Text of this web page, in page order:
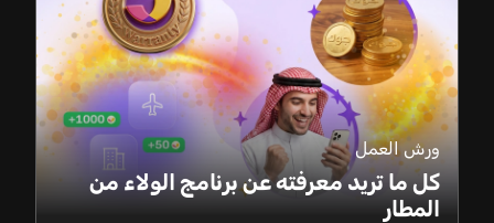
ورش العمل
كل ما تريد معرفته عن برنامج الولاء من
المطار